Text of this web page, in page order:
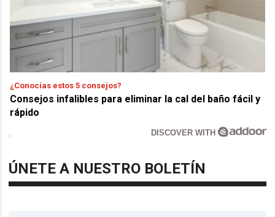
¿Conocías estos 5 consejos?
Consejos infalibles para eliminar la cal del baño fácil y
rápido
DISCOVER WITH
ÚNETE A NUESTRO BOLETÍN